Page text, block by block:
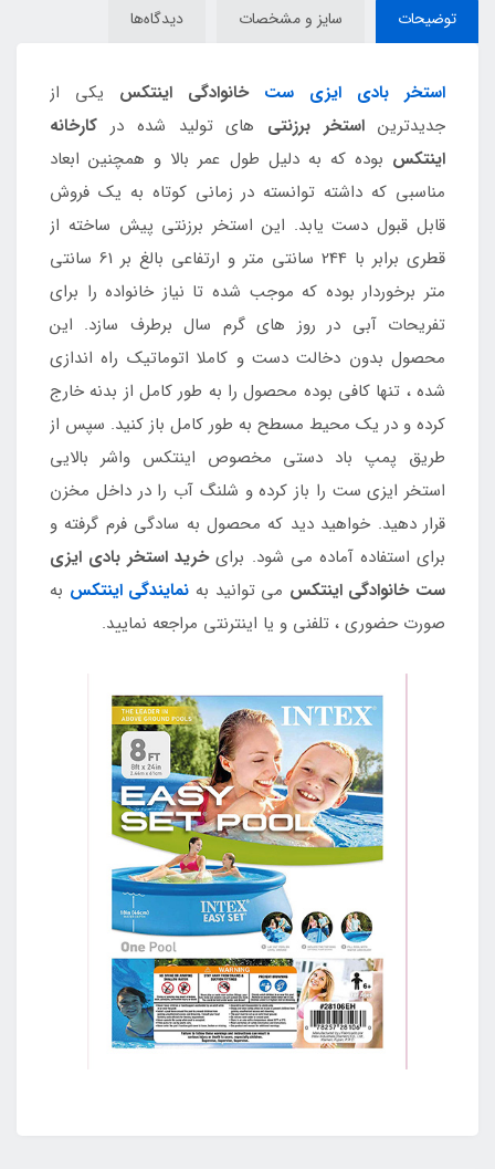
توضیحات سایز و مشخصات دیدگاه‌ها
استخر بادی ایزی ستخانوادگی اینتکس یکی از
جدیدترین استخر برزنتی های تولید شده در کارخانه
اینتکس بوده که به دلیل طول عمر بالا و همچنین ابعاد
مناسبی که داشته توانسته در زمانی کوتاه به یک فروش
قابل قبول دست یابد. این استخر برزنتی پیش ساخته از
قطری برابر با 244 سانتی متر و ارتفاعی بالغ بر 61 سانتی
متر برخوردار بوده که موجب شده تا نیاز خانواده را برای
تفریحات آبی در روز های گرم سال برطرف سازد. این
محصول بدون دخالت دست و کاملا اتوماتیک راه اندازی
شده ، تنها کافی بوده محصول را به طور کامل از بدنه خارج
کرده و در یک محیط مسطح به طور کامل باز کنید. سپس از
طریق پمپ باد دستی مخصوص اینتکس واشر بالایی
استخر ایزی ست را باز کرده و شلنگ آب را در داخل مخزن
قرار دهید. خواهید دید که محصول به سادگی فرم گرفته و
برای استفاده آماده می شود. برایخرید استخر بادی ایزی
ست خانوادگی اینتکس می توانید به نمایندگی اینتکس به
صورت حضوری ، تلفنی و یا اینترنتی مراجعه نمایید.